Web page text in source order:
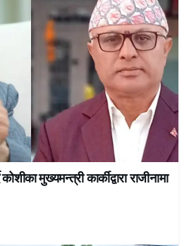
मुख्यमन्त्री कार्कीद्वारा राजीनामा